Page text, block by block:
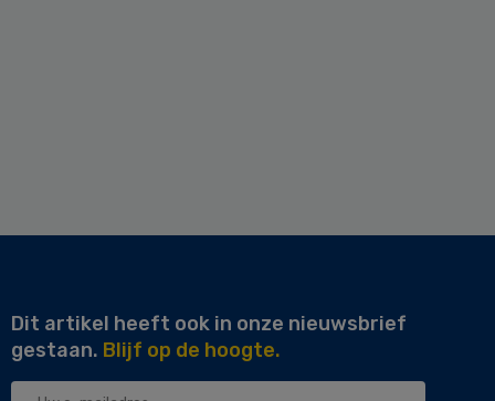
Dit artikel heeft ook in onze nieuwsbrief
gestaan. Blijf op de hoogte.
Uw